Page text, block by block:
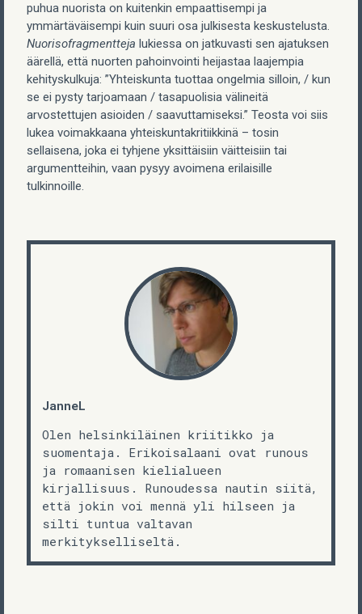
puhua nuorista on kuitenkin empaattisempi ja
ymmärtäväisempi kuin suuri osa julkisesta keskustelusta.
Nuorisofragmentteja lukiessa on jatkuvasti sen ajatuksen
äärellä, että nuorten pahoinvointi heijastaa laajempia
kehityskulkuja: ”Yhteiskunta tuottaa ongelmia silloin, / kun
se ei pysty tarjoamaan / tasapuolisia välineitä
arvostettujen asioiden / saavuttamiseksi.” Teosta voi siis
lukea voimakkaana yhteiskuntakritiikkinä – tosin
sellaisena, joka ei tyhjene yksittäisiin väitteisiin tai
argumentteihin, vaan pysyy avoimena erilaisille
tulkinnoille.
JanneL
Olen helsinkiläinen kriitikko ja
suomentaja. Erikoisalaani ovat runous
ja romaanisen kielialueen
kirjallisuus. Runoudessa nautin siitä,
että jokin voi mennä yli hilseen ja
silti tuntua valtavan
merkitykselliseltä.